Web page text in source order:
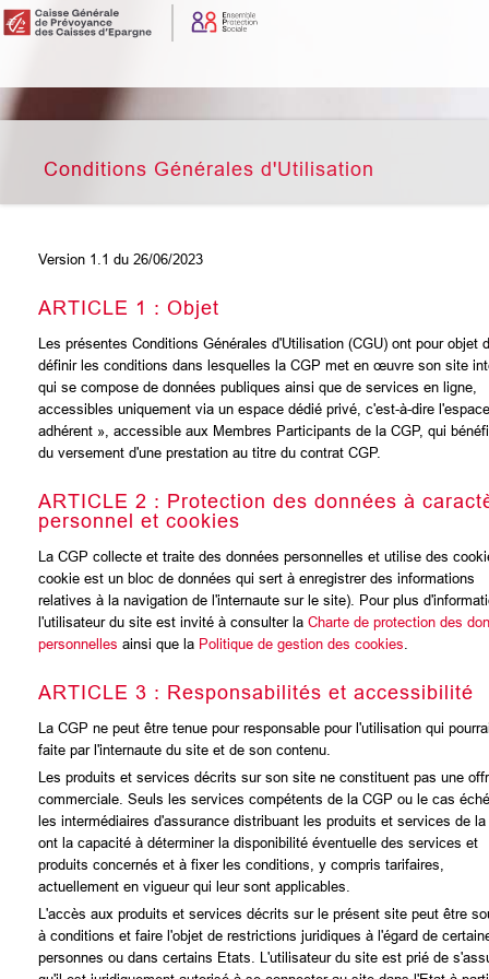
Conditions Générales d'Utilisation
Version 1.1 du 26/06/2023
ARTICLE 1 : Objet
Les présentes Conditions Générales d'Utilisation (CGU) ont pour objet
définir les conditions dans lesquelles la CGP met en œuvre son site
qui se compose de données publiques ainsi que de services en ligne,
accessibles uniquement via un espace dédié privé, c'est-à-dire
adhérent », accessible aux Membres Participants de la CGP, qui
du versement d'une prestation au titre du contrat CGP.
ARTICLE 2 : Protection des données à
personnel et cookies
La CGP collecte et traite des données personnelles et utilise des
cookie est un bloc de données qui sert à enregistrer des informations
relatives à la navigation de l'internaute sur le site). Pour plus
l'utilisateur du site est invité à consulter la Charte de protection des
personnelles ainsi que la Politique de gestion des cookies
ARTICLE 3 : Responsabilités et accessibilité
La CGP ne peut être tenue pour responsable pour l'utilisation qui
faite par l'internaute du site et de son contenu.
Les produits et services décrits sur son site ne constituent pas une
commerciale. Seuls les services compétents de la CGP ou le cas
les intermédiaires d'assurance distribuant les produits et services de la
ont la capacité à déterminer la disponibilité éventuelle des services et
produits concernés et à fixer les conditions, y compris tarifaires,
actuellement en vigueur qui leur sont applicables.
L'accès aux produits et services décrits sur le présent site peut être
à conditions et faire l'objet de restrictions juridiques à l'égard de
personnes ou dans certains Etats. L'utilisateur du site est prié de